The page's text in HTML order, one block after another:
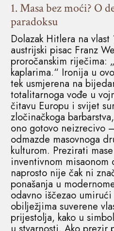
1.Masa bez moći? O
paradoksu
Dolazak Hitlera na
austrijski pisac Franz
proročanskim riječima:
kaplarima.“ Ironija u
tek usmjerena na
totalitarnoga vođe u
čitavu Europu i svijet
zločinačkoga
ono gotovo neizrecivo
odmazde masovnoga
kulturom. Prezirati
inventivnom misaonom
naprosto nije čak ni
ponašanja u
odavno iščezao
obilježjima suverene
prijestolja, kako u